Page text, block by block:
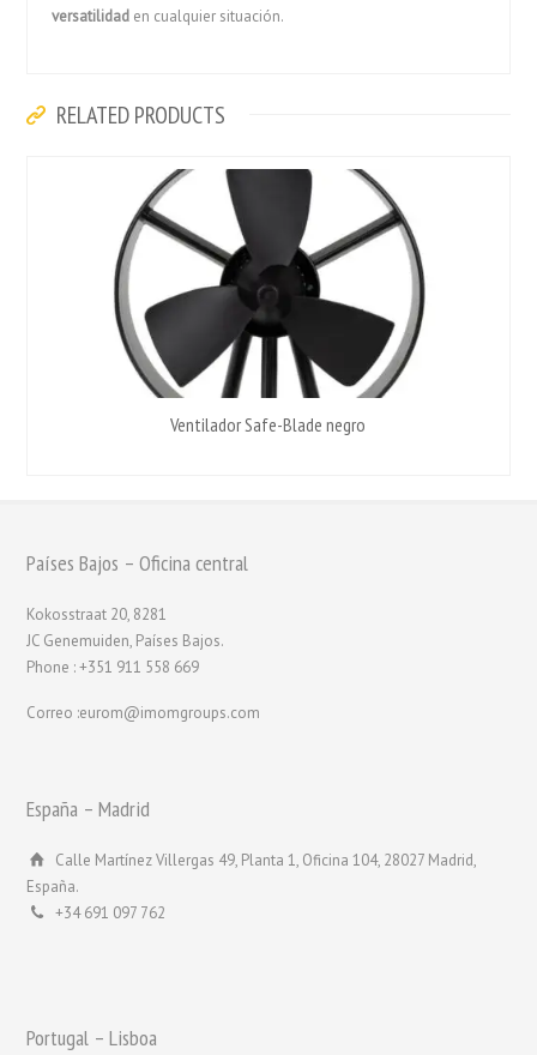
versatilidad en cualquier situación.
RELATED PRODUCTS
Ventilador Safe-Blade negro
Países Bajos – Oficina central
Kokosstraat 20, 8281
JC Genemuiden, Países Bajos.
Phone : +351 911 558 669
Correo :eurom@imomgroups.com
España – Madrid
Calle Martínez Villergas 49, Planta 1, Oficina 104, 28027 Madrid,
España.
+34 691 097 762
Portugal – Lisboa